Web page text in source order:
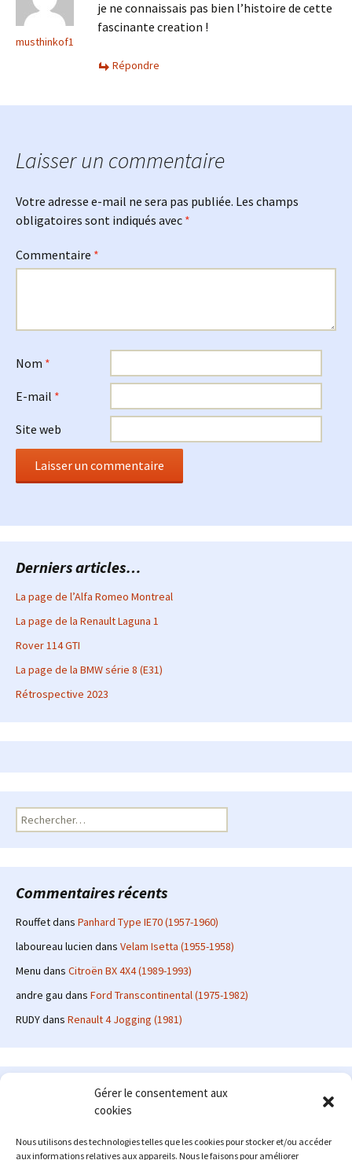
Gérer le consentement aux
cookies
Nous utilisons des technologies telles que les cookies pour stocker et/ou accéder
aux informations relatives aux appareils. Nous le faisons pour améliorer
musthinkof1
je ne connaissais pas bien l’histoire de cette
fascinante creation !
Répondre
Laisser un commentaire
Votre adresse e-mail ne sera pas publiée. Les champs
obligatoires sont indiqués avec *
Commentaire *
Nom *
E-mail *
Site web
Derniers articles…
La page de l’Alfa Romeo Montreal
La page de la Renault Laguna 1
Rover 114 GTI
La page de la BMW série 8 (E31)
Rétrospective 2023
Rechercher :
Commentaires récents
Rouffetdans Panhard Type IE70 (1957-1960)
laboureau lucien dans Velam Isetta (1955-1958)
Menu dans Citroën BX 4X4 (1989-1993)
andre gau dans Ford Transcontinental (1975-1982)
RUDYdans Renault 4 Jogging (1981)
Le site en quelques mots
: passionné d'automobile ancienne depuis de
nombreuses années, j'ai commencé à partager ma passion sur
internet à partir de 2009 au travers d'un blog qui a connu un relatif